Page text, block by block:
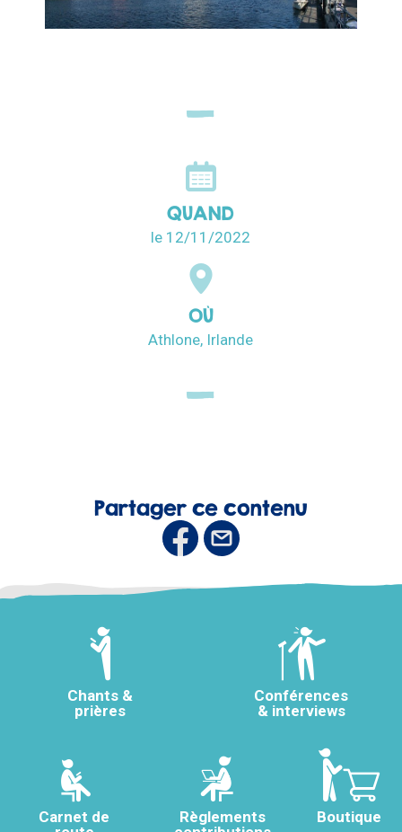
QUAND
le 12/11/2022
OÙ
Athlone, Irlande
Partager ce contenu
Chants &
prières
Conférences
& interviews
Carnet de
Règlements
Boutique